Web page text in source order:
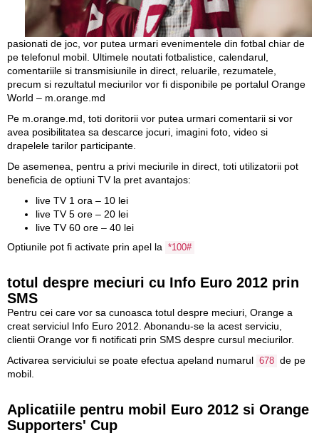
pasionati de joc, vor putea urmari evenimentele din fotbal chiar de
pe telefonul mobil. Ultimele noutati fotbalistice, calendarul,
comentariile si transmisiunile in direct, reluarile, rezumatele,
precum si rezultatul meciurilor vor fi disponibile pe portalul Orange
World – m.orange.md
Pe m.orange.md, toti doritorii vor putea urmari comentarii si vor
avea posibilitatea sa descarce jocuri, imagini foto, video si
drapelele tarilor participante.
De asemenea, pentru a privi meciurile in direct, toti utilizatorii pot
beneficia de optiuni TV la pret avantajos:
live TV 1 ora – 10 lei
live TV 5 ore – 20 lei
live TV 60 ore – 40 lei
Optiunile pot fi activate prin apel la
*100#
totul despre meciuri cu Info Euro 2012 prin
SMS
Pentru cei care vor sa cunoasca totul despre meciuri, Orange a
creat serviciul Info Euro 2012. Abonandu-se la acest serviciu,
clientii Orange vor fi notificati prin SMS despre cursul meciurilor.
Activarea serviciului se poate efectua apeland numarul 678 de pe
mobil.
Aplicatiile pentru mobil Euro 2012 si Orange
Supporters' Cup